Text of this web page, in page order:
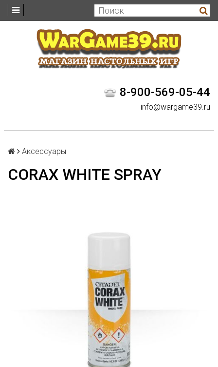
8-900-569-05-44
info@wargame39.ru
Аксессуары
CORAX WHITE SPRAY